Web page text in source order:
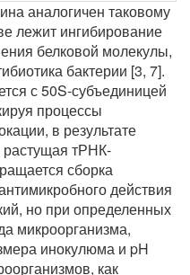
аналогичен таковому
лежит ингибирование
белковой молекулы,
бактерии [3, 7].
с 50S-субъединицей
процессы
в результате
тРНК-
сборка
действия
но при определенных
микроорганизма,
инокулюма и pH
как